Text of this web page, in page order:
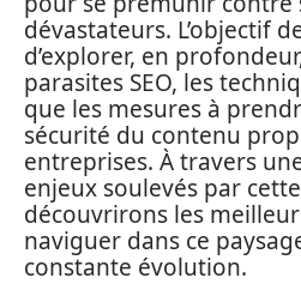
dévastateurs. L’objectif
d’explorer, en
parasites SEO, les
que les mesures à
sécurité du contenu
entreprises. À travers
enjeux soulevés par
découvrirons les
naviguer dans ce
constante évolution.